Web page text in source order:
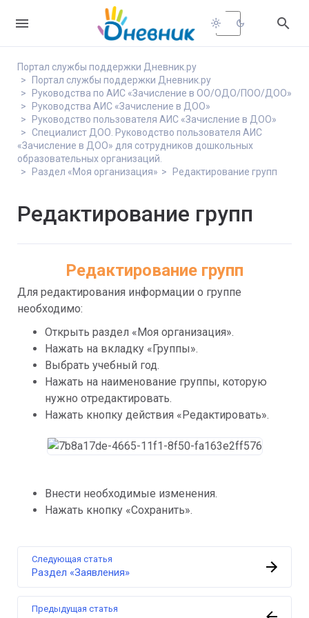
 light_mode dark_mode 
Портал службы поддержки Дневник.ру
Портал службы поддержки Дневник.ру
Руководства по АИС «Зачисление в ОО/ОДО/ПОО/ДОО»
Руководства АИС «Зачисление в ДОО»
Руководство пользователя АИС «Зачисление в ДОО»
Специалист ДОО. Руководство пользователя АИС
«Зачисление в ДОО» для сотрудников дошкольных
образовательных организаций.
Раздел «Моя организация»
Редактирование групп
Редактирование групп
Редактирование групп
Для редактирования информации о группе
необходимо:
Открыть раздел «Моя организация».
Нажать на вкладку «Группы».
Выбрать учебный год.
Нажать на наименование группы, которую
нужно отредактировать.
Нажать кнопку действия «Редактировать».
Внести необходимые изменения.
Нажать кнопку «Сохранить».
Предыдущая статья
Следующая статья
Раздел «Заявления»